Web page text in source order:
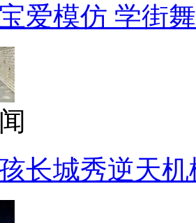
爱模仿 学街
长城秀逆天机